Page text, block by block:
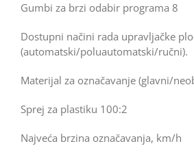
Gumbi za brzi odabir programa 8
Dostupni načini rada upravljačke
(automatski/poluautomatski/ručni).
Materijal za označavanje (glavni/
Sprej za plastiku 100:2
Najveća brzina označavanja, km/h